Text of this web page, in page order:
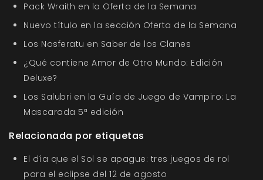
Pack Wraith en la Oferta de la Semana
Nuevo título en la sección Oferta de la Semana
Los Nosferatu en Saber de los Clanes
¿Qué contiene Amor de Otro Mundo: Edición
Deluxe?
Los Salubri en la Guía de Juego de Vampiro: La
Mascarada 5ª edición
Relacionada por etiquetas
El día que el Sol se apague: tres juegos de rol
para el eclipse del 12 de agosto